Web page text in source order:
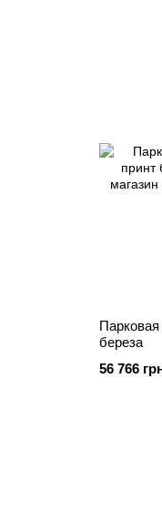
береза
56 766